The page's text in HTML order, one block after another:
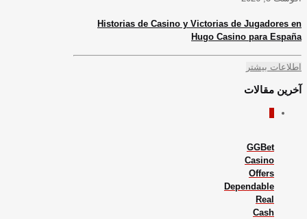
Historias de Casino y Victorias de Jugadores en
Hugo Casino para España
اطلاعات بیشتر
آخرین مقالات
GGBet
Casino
Offers
Dependable
Real
Cash